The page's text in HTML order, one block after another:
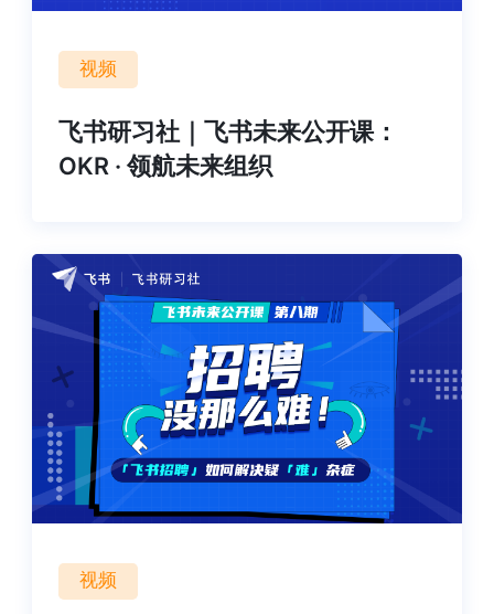
视频
飞书研习社｜飞书未来公开课：
OKR · 领航未来组织
视频